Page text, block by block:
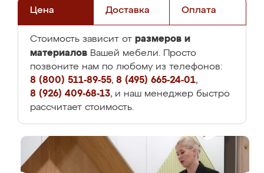
Цена Доставка Оплата
Стоимость зависит от размеров и
материалов Вашей мебели. Просто
позвоните нам по любому из телефонов:
8 (800) 511-89-55, 8 (495) 665-24-01,
8 (926) 409-68-13, и наш менеджер быстро
рассчитает стоимость.